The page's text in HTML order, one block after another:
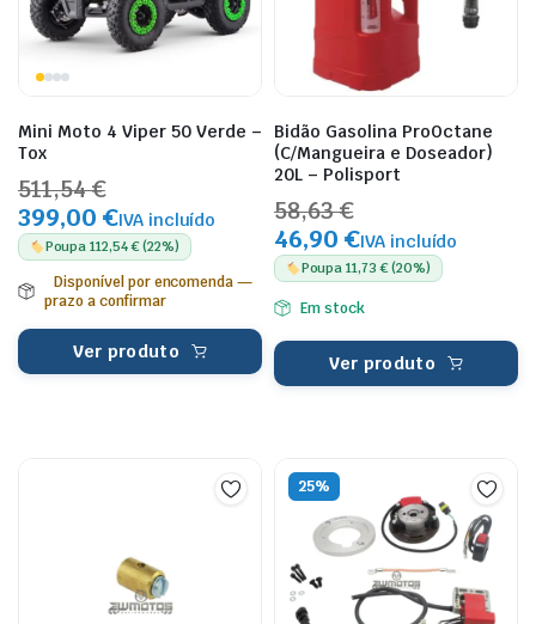
Mini Moto 4 Viper 50 Verde –
Tox
511,54 €
399,00 €IVA incluído
Poupa 112,54 € (22%)
Disponível por encomenda —
prazo a confirmar
Ver produto
Bidão Gasolina ProOctane
(C/Mangueira e Doseador)
20L – Polisport
58,63 €
46,90 €IVA incluído
Poupa 11,73 € (20%)
Em stock
Ver produto
25%